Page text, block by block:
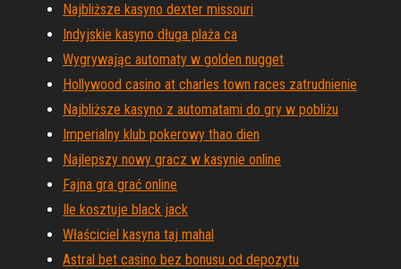
Najbliższe kasyno dexter missouri
Indyjskie kasyno długa plaża ca
Wygrywając automaty w golden nugget
Hollywood casino at charles town races zatrudnienie
Najbliższe kasyno z automatami do gry w pobliżu
Imperialny klub pokerowy thao dien
Najlepszy nowy gracz w kasynie online
Fajna gra grać online
Ile kosztuje black jack
Właściciel kasyna taj mahal
Astral bet casino bez bonusu od depozytu